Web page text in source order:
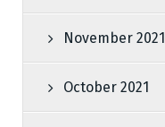
November 2021
October 2021